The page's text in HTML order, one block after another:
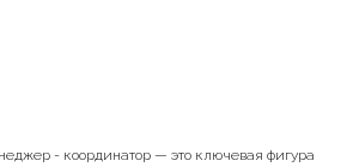
- координатор — это ключевая фигура